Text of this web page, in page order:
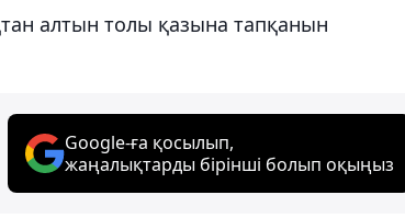
алтын толы қазына тапқанын
Google-ға қосылып,
жаңалықтарды бірінші болып оқыңыз